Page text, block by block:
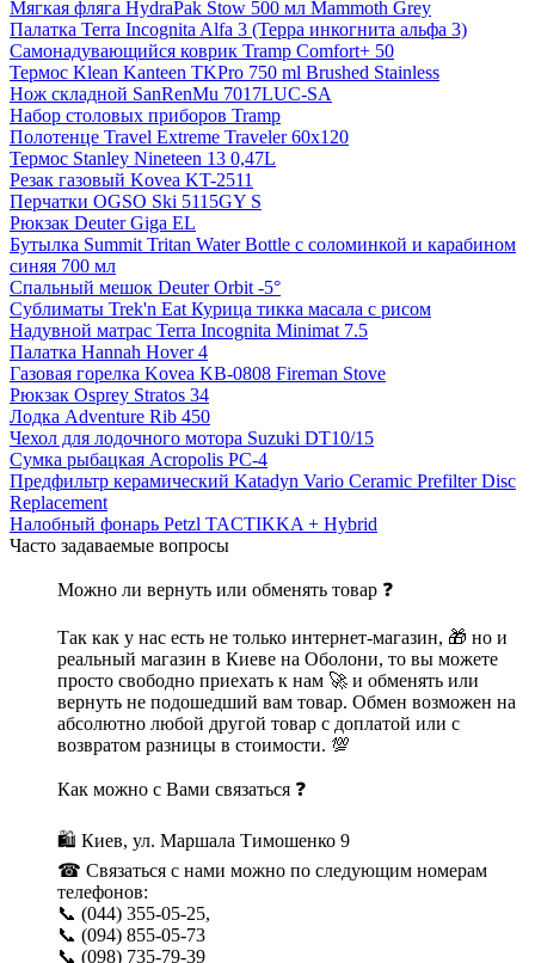
Мягкая фляга HydraPak Stow 500 мл Mammoth Grey
Палатка Terra Incognita Alfa 3 (Терра инкогнита альфа 3)
Самонадувающийся коврик Tramp Comfort+ 50
Термос Klean Kanteen TKPro 750 ml Brushed Stainless
Нож складной SanRenMu 7017LUC-SA
Набор столовых приборов Tramp
Полотенце Travel Extreme Traveler 60х120
Термос Stanley Nineteen 13 0,47L
Резак газовый Kovea KT-2511
Перчатки OGSO Ski 5115GY S
Рюкзак Deuter Giga EL
Бутылка Summit Tritan Water Bottle с соломинкой и карабином
синяя 700 мл
Спальный мешок Deuter Orbit -5°
Сублиматы Trek'n Eat Курица тикка масала с рисом
Надувной матрас Terra Incognita Minimat 7.5
Палатка Hannah Hover 4
Газовая горелка Kovea KB-0808 Fireman Stove
Рюкзак Osprey Stratos 34
Лодка Adventure Rib 450
Чехол для лодочного мотора Suzuki DT10/15
Сумка рыбацкая Acropolis РС-4
Предфильтр керамический Katadyn Vario Ceramic Prefilter Disc
Replacement
Налобный фонарь Petzl TACTIKKA + Hybrid
Часто задаваемые вопросы
Можно ли вернуть или обменять товар ❓
Так как у нас есть не только интернет-магазин, 🎁 но и
реальный магазин в Киеве на Оболони, то вы можете
просто свободно приехать к нам 🚀 и обменять или
вернуть не подошедший вам товар. Обмен возможен на
абсолютно любой другой товар с доплатой или с
возвратом разницы в стоимости. 💯
Как можно с Вами связаться ❓
🛍 Киев, ул. Маршала Тимошенко 9
☎ Связаться с нами можно по следующим номерам
телефонов:
📞 (044) 355-05-25,
📞 (094) 855-05-73
📞 (098) 735-79-39